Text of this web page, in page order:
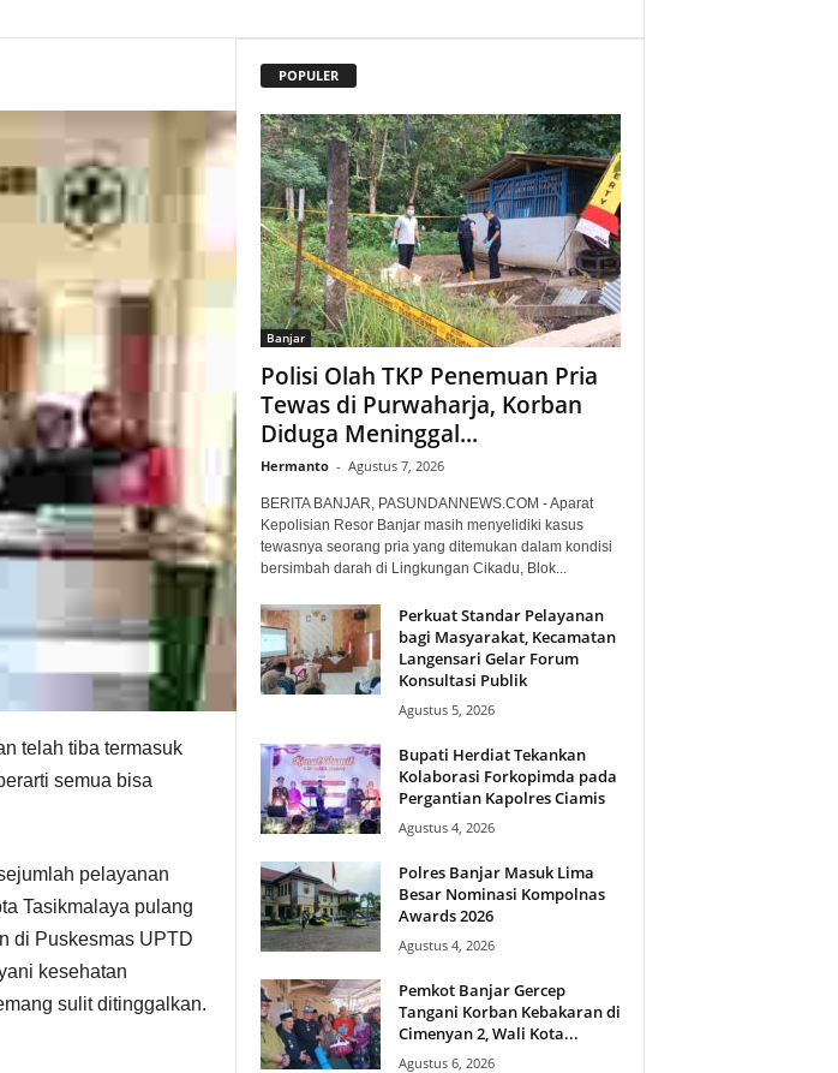
telah tiba termasuk
semua bisa
pelayanan
Tasikmalaya pulang
di Puskesmas UPTD
kesehatan
sulit ditinggalkan.
POPULER
Banjar
Polisi Olah TKP Penemuan Pria
Tewas di Purwaharja, Korban
Diduga Meninggal...
Hermanto - Agustus 7, 2026
BERITA BANJAR, PASUNDANNEWS.COM - Aparat
Kepolisian Resor Banjar masih menyelidiki kasus
tewasnya seorang pria yang ditemukan dalam kondisi
bersimbah darah di Lingkungan Cikadu, Blok...
Perkuat Standar Pelayanan
bagi Masyarakat, Kecamatan
Langensari Gelar Forum
Konsultasi Publik
Agustus 5, 2026
Bupati Herdiat Tekankan
Kolaborasi Forkopimda pada
Pergantian Kapolres Ciamis
Agustus 4, 2026
Polres Banjar Masuk Lima
Besar Nominasi Kompolnas
Awards 2026
Agustus 4, 2026
Pemkot Banjar Gercep
Tangani Korban Kebakaran di
Cimenyan 2, Wali Kota...
Agustus 6, 2026